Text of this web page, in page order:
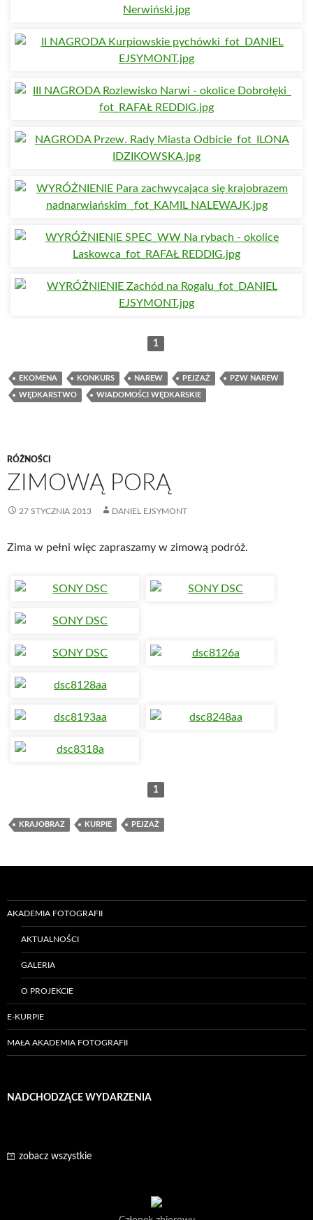
1
EKOMENA KONKURS NAREW PEJZAŻ PZW NAREW
WĘDKARSTWO WIADOMOŚCI WĘDKARSKIE
RÓŻNOŚCI
ZIMOWĄ PORĄ
27 STYCZNIA 2013 DANIEL EJSYMONT
Zima w pełni więc zapraszamy w zimową podróż.
1
KRAJOBRAZ KURPIE PEJZAŻ
AKADEMIA FOTOGRAFII
AKTUALNOŚCI
GALERIA
O PROJEKCIE
E-KURPIE
MAŁA AKADEMIA FOTOGRAFII
NADCHODZĄCE WYDARZENIA
zobacz wszystkie